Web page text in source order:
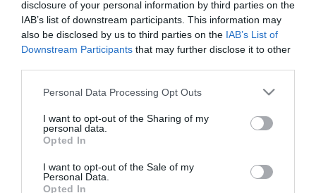
disclosure of your personal information by third parties on the
IAB’s list of downstream participants. This information may
also be disclosed by us to third parties on the IAB’s List of
Downstream Participants that may further disclose it to other
Please note that this website/app uses one or more Google
not limited to your visit or usage behaviour. You may click to
grant or deny consent to Google and its third-party tags to
use your data for below specified purposes in below Google
consent section.
Personal Data Processing Opt Outs
I want to opt-out of the Sharing of my
personal data.
Opted In
I want to opt-out of the Sale of my
Personal Data.
Opted In
επαγγελματίες, είτε βρίσκονται στο γραφείο, είτε εν
κινήσει. Απολαύστε φυσικό ήχο και επικοινωνία υψηλής
ποιότητας με το EPOS Voice™, πολλαπλή
04-19-0187
Κωδικός Kατασκευαστή:
5714708003670